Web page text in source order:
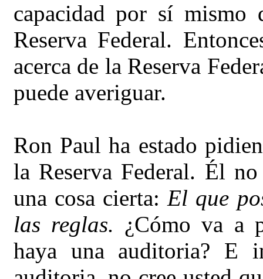
capacidad por sí mismo
Reserva Federal.
acerca de la Reserva
puede averiguar.
Ron Paul ha estado
la Reserva Federal. Él
una cosa cierta:El que
las reglas. ¿Cómo va a
haya una auditoria? E